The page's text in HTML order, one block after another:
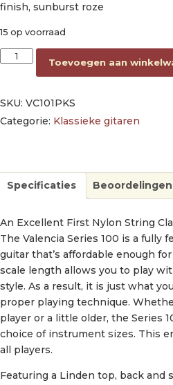
finish, sunburst roze
15 op voorraad
classic guitar 1/4, linden body,
Toevoegen aan
SKU: VC101PKS
Categorie: Klassieke gitaren
Specificaties
An Excellent First Nylon String
The Valencia Series 100 is a fully
guitar that’s affordable enough
scale length allows you to play
style. As a result, it is just what
proper playing technique.
player or a little older, the Series
choice of instrument sizes. This
all players.
Featuring a Linden top, back and